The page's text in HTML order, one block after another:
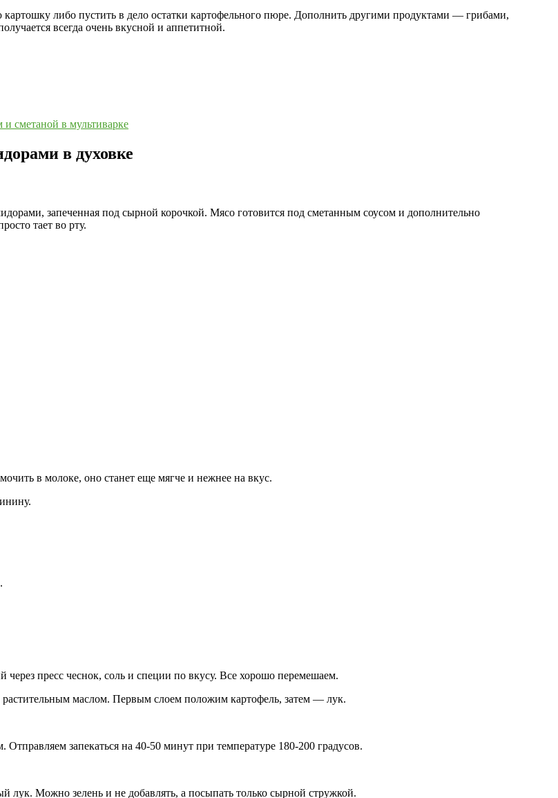
либо пустить в дело остатки картофельного пюре. Дополнить другими продуктами — грибами,
всегда очень вкусной и аппетитной.
сметаной в мультиварке
в духовке
запеченная под сырной корочкой. Мясо готовится под сметанным соусом и дополнительно
тает во рту.
в молоке, оно станет еще мягче и нежнее на вкус.
пресс чеснок, соль и специи по вкусу. Все хорошо перемешаем.
маслом. Первым слоем положим картофель, затем — лук.
запекаться на 40-50 минут при температуре 180-200 градусов.
Можно зелень и не добавлять, а посыпать только сырной стружкой.